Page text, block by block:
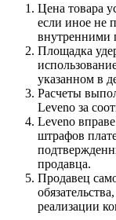
Цена товара
если иное не
внутренними
Площадка
указанном в
Расчеты
Leveno за
Leveno
штрафов
продавца.
Продавец
реализации